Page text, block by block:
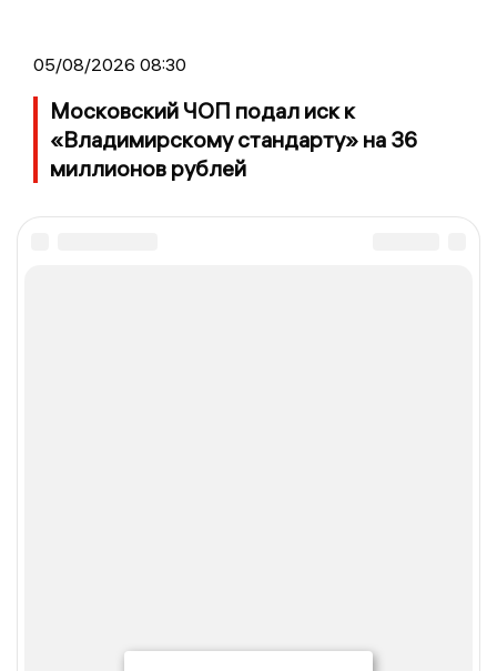
05/08/2026 08:30
Московский ЧОП подал иск к
«Владимирскому стандарту» на 36
миллионов рублей